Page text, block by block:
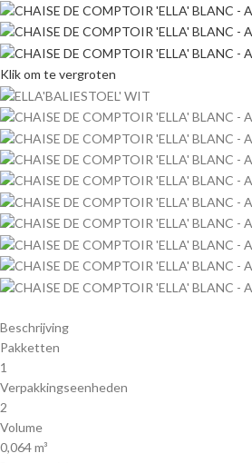
Klik om te vergroten
Beschrijving
Pakketten
1
Verpakkingseenheden
2
Volume
0,064 m³